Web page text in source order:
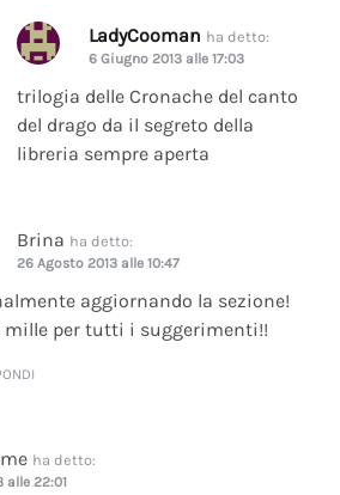
LadyCooman ha detto:
6 Giugno 2013 alle 17:03
trilogia delle Cronache del canto
del drago da il segreto della
libreria sempre aperta
Brina ha detto:
26 Agosto 2013 alle 10:47
aggiornando la sezione!
mille per tutti i suggerimenti!!
ha detto:
alle 22:01